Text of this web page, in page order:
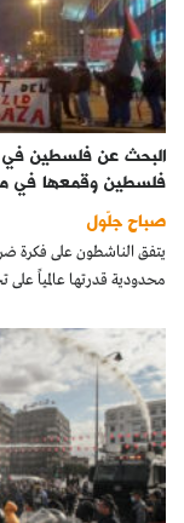
البحث عن فلسطين
فلسطين وقمعها في
صباح جلّول
يتفق الناشطون على فكرة
محدودية قدرتها عالمياً